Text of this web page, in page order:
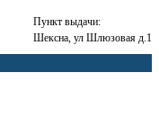
Пункт выдачи:
Шексна, ул Шлюзовая д.1